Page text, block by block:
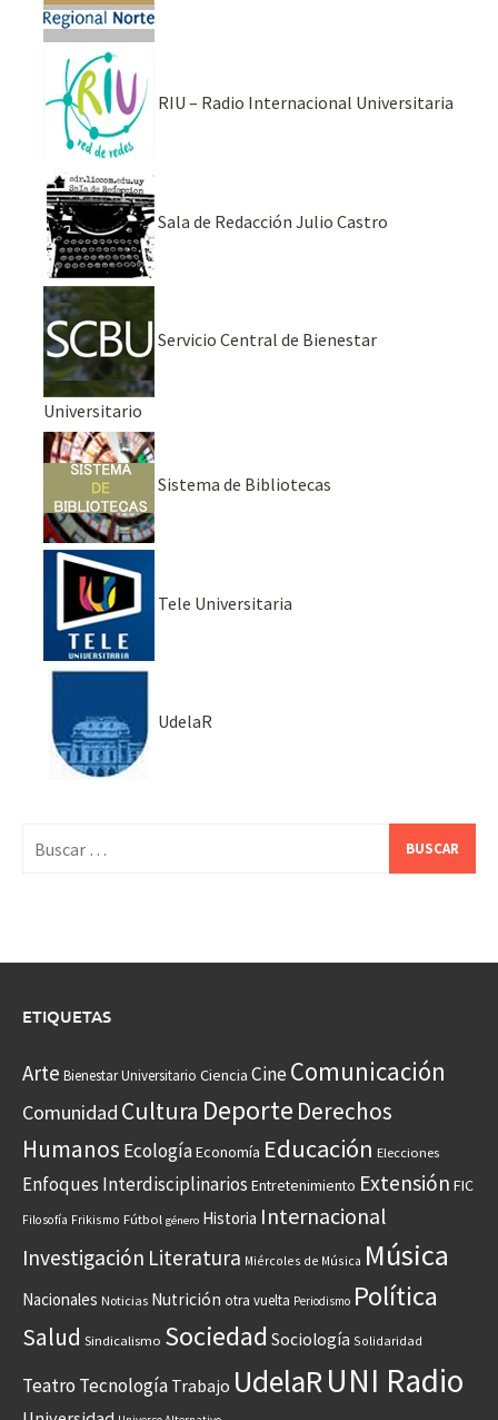
RIU – Radio Internacional Universitaria
Sala de Redacción Julio Castro
Servicio Central de Bienestar
Universitario
Sistema de Bibliotecas
Tele Universitaria
UdelaR
ETIQUETAS
Arte Bienestar Universitario Ciencia CineComunicación
Comunidad Cultura Deporte Derechos
Humanos EcologíaEconomía Educación Elecciones
Enfoques Interdisciplinarios Entretenimiento Extensión FIC
Filosofía Frikismo Fútbol género Historia Internacional
Investigación Literatura Miércoles de Música Música
Nacionales Noticias Nutrición otra vuelta Periodismo Política
Salud Sindicalismo Sociedad Sociología Solidaridad
Teatro Tecnología Trabajo UdelaRUNI Radio